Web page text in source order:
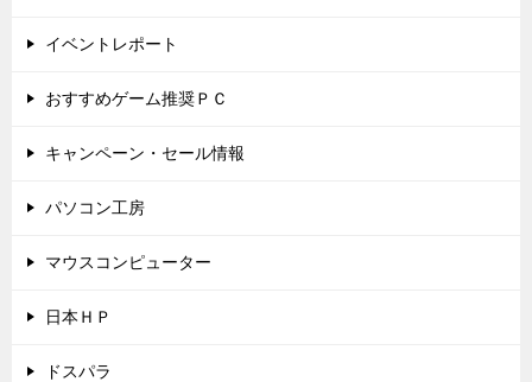
イベントレポート
おすすめゲーム推奨ＰＣ
キャンペーン・セール情報
パソコン工房
マウスコンピューター
日本ＨＰ
ドスパラ